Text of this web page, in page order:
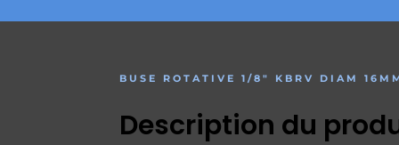
BUSE ROTATIVE 1/8″ KBRV DIAM
Description du